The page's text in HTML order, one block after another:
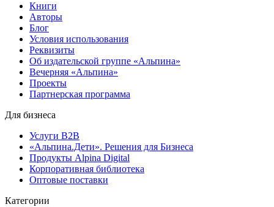
Книги
Авторы
Блог
Условия использования
Реквизиты
Об издательской группе «Альпина»
Вечерняя «Альпина»
Проекты
Партнерская программа
Для бизнеса
Услуги B2B
«Альпина.Дети». Решения для Бизнеса
Продукты Alpina Digital
Корпоративная библиотека
Оптовые поставки
Категории